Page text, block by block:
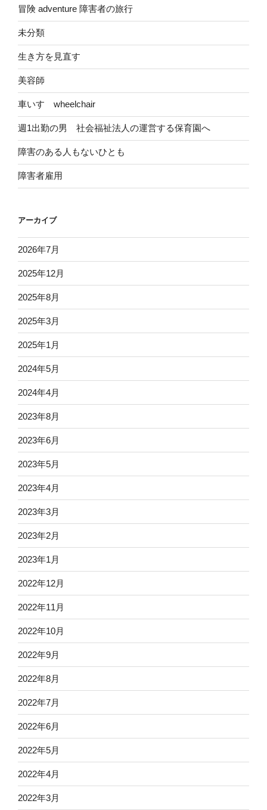
冒険 adventure 障害者の旅行
未分類
生き方を見直す
美容師
車いす wheelchair
週1出勤の男 社会福祉法人の運営する保育園へ
障害のある人もないひとも
障害者雇用
アーカイブ
2026年7月
2025年12月
2025年8月
2025年3月
2025年1月
2024年5月
2024年4月
2023年8月
2023年6月
2023年5月
2023年4月
2023年3月
2023年2月
2023年1月
2022年12月
2022年11月
2022年10月
2022年9月
2022年8月
2022年7月
2022年6月
2022年5月
2022年4月
2022年3月